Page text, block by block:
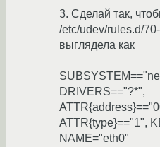
3. Сделай так,
/etc/udev/rules.d/
выглядела как
DRIVERS=="?*",
ATTR{type}=="1",
NAME="eth0"